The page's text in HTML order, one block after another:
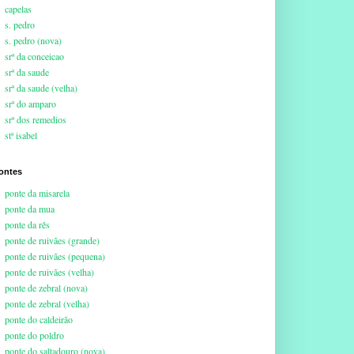
capelas
s. pedro
s. pedro (nova)
srª da conceicao
srª da saude
srª da saude (velha)
srª do amparo
srª dos remedios
stª isabel
ponte da misarela
ponte da mua
ponte da rês
ponte de ruivães (grande)
ponte de ruivães (pequena)
ponte de ruivães (velha)
ponte de zebral (nova)
ponte de zebral (velha)
ponte do caldeirão
ponte do poldro
ponte do saltadouro (nova)